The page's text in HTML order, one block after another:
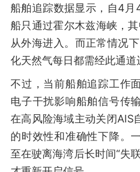
船舶追踪数据显示，自4月
船只通过霍尔木兹海峡，
从外海进入。而正常情况
化天然气每日都需经此通道
不过，当前船舶追踪工作
电子干扰影响船舶信号传
在高风险海域主动关闭AIS
的时效性和准确性下降。
至在驶离海湾后长时间“失